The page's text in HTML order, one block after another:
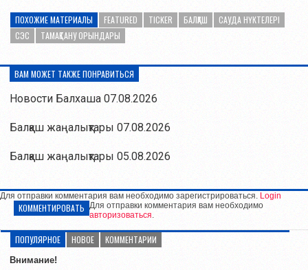
ПОХОЖИЕ МАТЕРИАЛЫ FEATURED TICKER БАЛҚАШ
САУДА НҮКТЕЛЕРІ
СЭС
ТАМАҚТАНУ ОРЫНДАРЫ
ВАМ МОЖЕТ ТАКЖЕ ПОНРАВИТЬСЯ
Новости Балхаша 07.08.2026
Балқаш жаңалықтары 07.08.2026
Балқаш жаңалықтары 05.08.2026
Для отправки комментария вам необходимо зарегистрироваться. Login
КОММЕНТИРОВАТЬ Для отправки комментария вам необходимо
авторизоваться.
ПОПУЛЯРНОЕ НОВОЕ КОММЕНТАРИИ
Внимание!